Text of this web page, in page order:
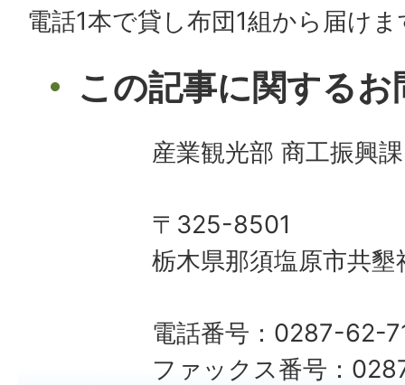
電話1本で貸し布団1組から届けま
この記事に関する
産業観光部 商工振興
〒325-8501
栃木県那須塩原市共
電話番号：0287-62-
ファックス番号：